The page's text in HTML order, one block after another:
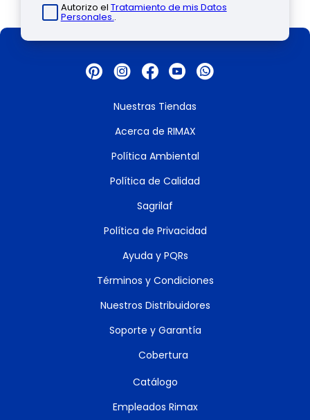
Autorizo el Tratamiento de mis Datos
Personales..
Nuestras Tiendas
Acerca de RIMAX
Política Ambiental
Política de Calidad
Sagrilaf
Política de Privacidad
Ayuda y PQRs
Términos y Condiciones
Nuestros Distribuidores
Soporte y Garantía
Cobertura
Catálogo
Empleados Rimax